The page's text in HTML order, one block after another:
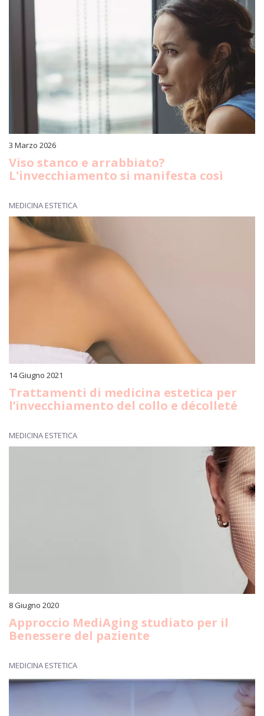
3 Marzo 2026
Viso stanco e arrabbiato?
L'invecchiamento si manifesta così
MEDICINA ESTETICA
14 Giugno 2021
Trattamenti di medicina estetica per
l’invecchiamento del collo e décolleté
MEDICINA ESTETICA
8 Giugno 2020
Approccio MediAging studiato per il
Benessere del paziente
MEDICINA ESTETICA